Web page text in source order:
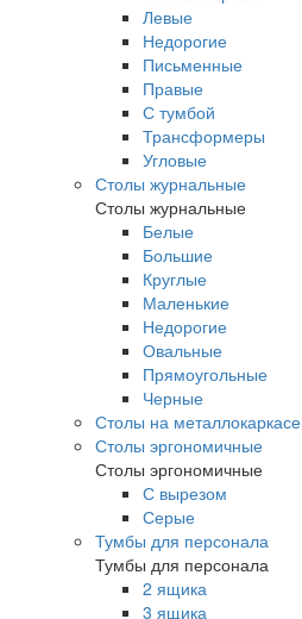
Левые
Недорогие
Письменные
Правые
С тумбой
Трансформеры
Угловые
Столы журнальные
Столы журнальные
Белые
Большие
Круглые
Маленькие
Недорогие
Овальные
Прямоугольные
Черные
Столы на металлокаркасе
Столы эргономичные
Столы эргономичные
С вырезом
Серые
Тумбы для персонала
Тумбы для персонала
2 ящика
3 ящика